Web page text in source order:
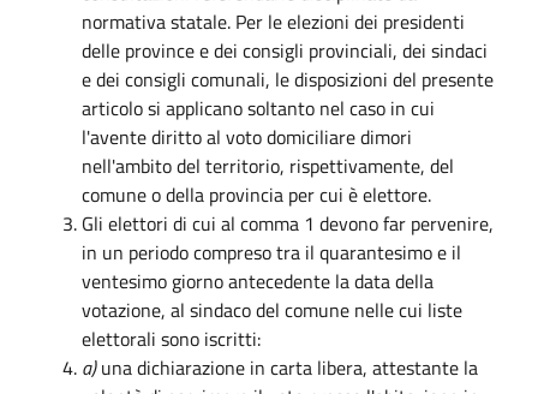
normativa statale. Per le elezioni dei presidenti
delle province e dei consigli provinciali, dei sindaci
e dei consigli comunali, le disposizioni del presente
articolo si applicano soltanto nel caso in cui
l'avente diritto al voto domiciliare dimori
nell'ambito del territorio, rispettivamente, del
comune o della provincia per cui è elettore.
Gli elettori di cui al comma 1 devono far pervenire,
in un periodo compreso tra il quarantesimo e il
ventesimo giorno antecedente la data della
votazione, al sindaco del comune nelle cui liste
elettorali sono iscritti:
a)una dichiarazione in carta libera, attestante la